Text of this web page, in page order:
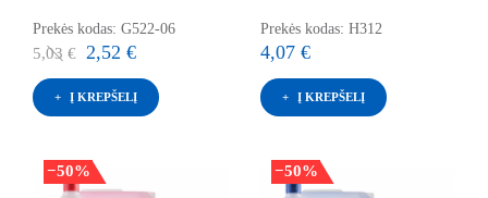
Prekės kodas: G522-06
5,03 € 2,52 €
Į KREPŠELĮ
Prekės kodas: H312
4,07 €
Į KREPŠELĮ
−50% −50%